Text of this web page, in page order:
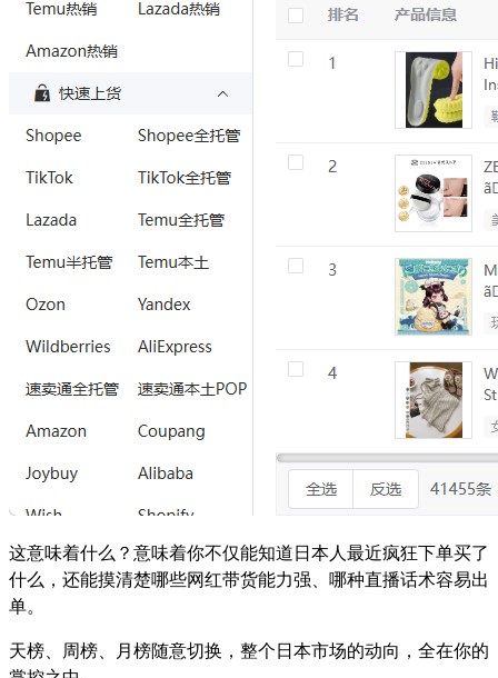
这意味着什么？意味着你不仅能知道日本人最近疯狂下单买了
什么，还能摸清楚哪些网红带货能力强、哪种直播话术容易出
单。
天榜、周榜、月榜随意切换，整个日本市场的动向，全在你的